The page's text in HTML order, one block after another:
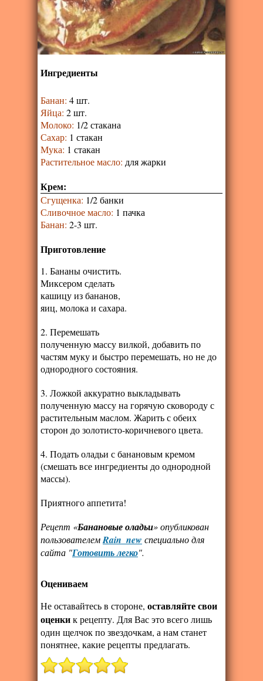
Ингредиенты
Банан: 4 шт.
Яйца: 2 шт.
Молоко: 1/2 стакана
Сахар: 1 стакан
Мука: 1 стакан
Растительное масло: для жарки
Крем:
Сгущенка: 1/2 банки
Сливочное масло: 1 пачка
Банан: 2-3 шт.
Приготовление
1. Бананы очистить.
Миксером сделать
кашицу из бананов,
яиц, молока и сахара.
2. Перемешать
полученную массу вилкой, добавить по
частям муку и быстро перемешать, но не до
однородного состояния.
3. Ложкой аккуратно выкладывать
полученную массу на горячую сковороду с
растительным маслом. Жарить с обеих
сторон до золотисто-коричневого цвета.
4. Подать оладьи с банановым кремом
(смешать все ингредиенты до однородной
массы).
Приятного аппетита!
Рецепт «Банановые оладьи» опубликован
пользователемRain_new специально для
сайта "Готовить легко".
Оцениваем
Не оставайтесь в стороне, оставляйте свои
оценкик рецепту. Для Вас это всего лишь
один щелчок по звездочкам, а нам станет
понятнее, какие рецепты предлагать.